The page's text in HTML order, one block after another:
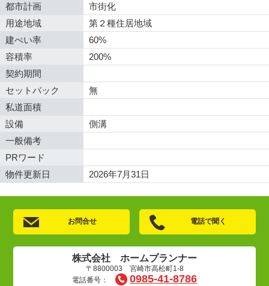
都市計画
市街化
用途地域
第２種住居地域
建ぺい率
60%
容積率
200%
契約期間
セットバック
無
私道面積
設備
側溝
一般備考
PRワード
物件更新日
2026年7月31日
お問合せ 電話で聞く
株式会社 ホームプランナー
〒8800003 宮崎市高松町1-8
電話番号：
0985-41-8786